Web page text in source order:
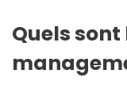
Quels